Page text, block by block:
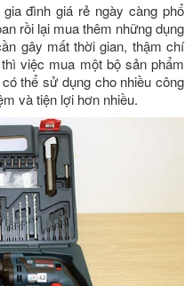
đình giá rẻ ngày càng phổ
rồi lại mua thêm những dụng
gây mất thời gian, thậm chí
việc mua một bộ sản phẩm
thể sử dụng cho nhiều công
và tiện lợi hơn nhiều.